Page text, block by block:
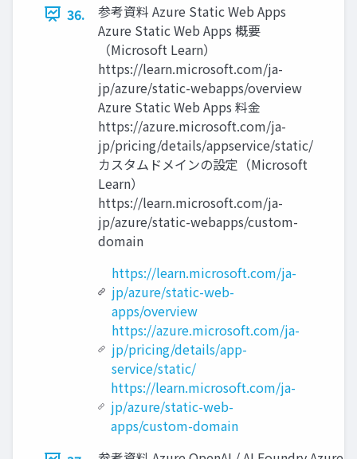
36.
参考資料 Azure Static Web Apps
Azure Static Web Apps 概要
（Microsoft Learn）
https://learn.microsoft.com/ja-
jp/azure/static-webapps/overview
Azure Static Web Apps 料金
https://azure.microsoft.com/ja-
jp/pricing/details/appservice/static/
カスタムドメインの設定（Microsoft
Learn）
https://learn.microsoft.com/ja-
jp/azure/static-webapps/custom-
domain
https://learn.microsoft.com/ja-
jp/azure/static-web-
apps/overview
https://azure.microsoft.com/ja-
jp/pricing/details/app-
service/static/
https://learn.microsoft.com/ja-
jp/azure/static-web-
apps/custom-domain